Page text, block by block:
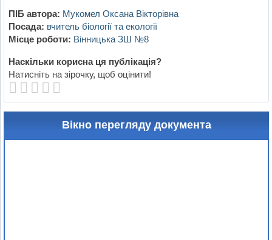
ПІБ автора: Мукомел Оксана Вікторівна
Посада: вчитель біології та екології
Місце роботи: Вінницька ЗШ №8
Наскільки корисна ця публікація?
Натисніть на зірочку, щоб оцінити!
Вікно перегляду документа